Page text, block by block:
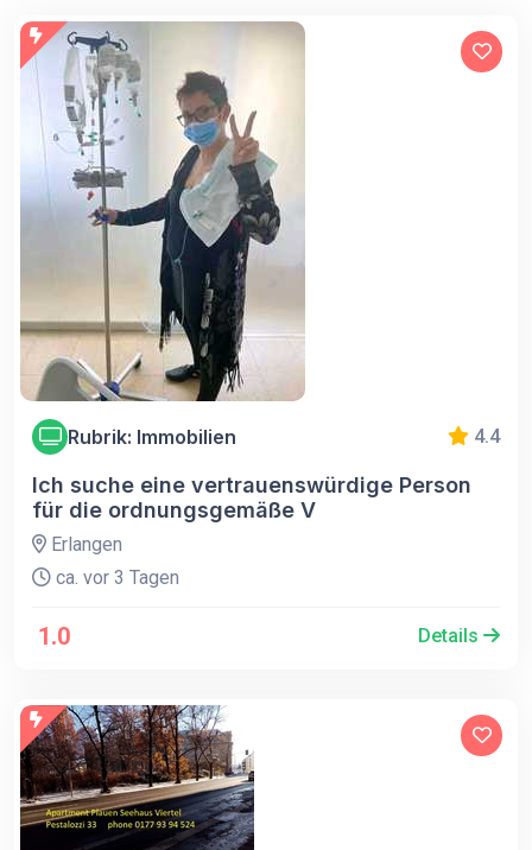
Rubrik: Immobilien 4.4
Ich suche eine vertrauenswürdige Person
für die ordnungsgemäße V
Erlangen
ca. vor 3 Tagen
1.0 Details